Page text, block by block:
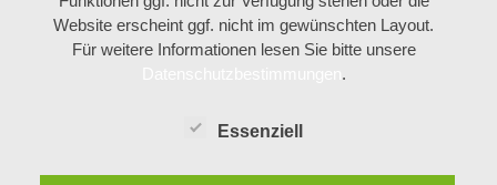
Website erscheint ggf. nicht im gewünschten Layout.
Für weitere Informationen lesen Sie bitte unsere
.
Essenziell